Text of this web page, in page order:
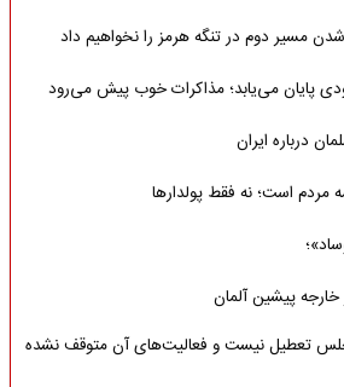
مسیر دوم در تنگه هرمز را نخواهیم داد
پایان می‌یابد؛ مذاکرات خوب پیش می‌رود
درباره ایران
است؛ نه فقط پولدارها
خارجه پیشین آلمان
تعطیل نیست و فعالیت‌های آن متوقف نشده